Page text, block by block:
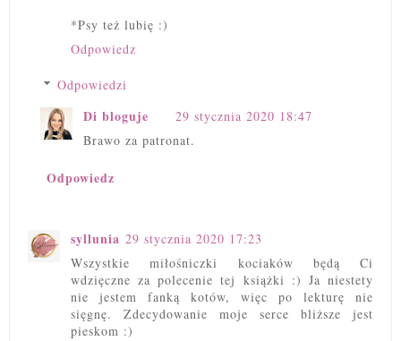
*Psy też lubię :)
Odpowiedz
Odpowiedzi
Di bloguje
29 stycznia 2020 18:47
Brawo za patronat.
Odpowiedz
syllunia 29 stycznia 2020 17:23
Wszystkie miłośniczki kociaków będą Ci
wdzięczne za polecenie tej książki :) Ja niestety
nie jestem fanką kotów, więc po lekturę nie
sięgnę. Zdecydowanie moje serce bliższe jest
pieskom :)